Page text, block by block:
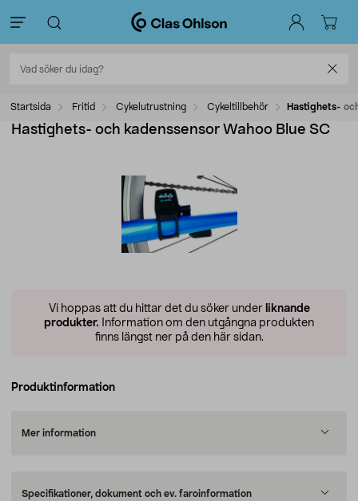
Startsida Fritid Cykelutrustning Cykeltillbehör Hastighets-
Hastighets- och kadenssensor Wahoo Blue SC
Vi hoppas att du hittar det du söker under liknande
produkter. Information om den utgångna produkten
finns längst ner på den här sidan.
Produktinformation
Mer information
Specifikationer, dokument och ev. faroinformation